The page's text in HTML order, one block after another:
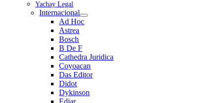
Yachay Legal
Internacional
Ad Hoc
Astrea
Bosch
B De F
Cathedra Juridica
Coyoacan
Das Editor
Didot
Dykinson
Ediar